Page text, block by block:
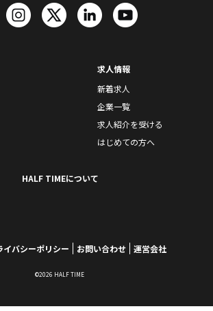
求人情報
新着求人
企業一覧
求人紹介を受ける
はじめての方へ
HALF TIMEについて
イバシーポリシー お問い合わせ 運営会社
©2026 HALF TIME